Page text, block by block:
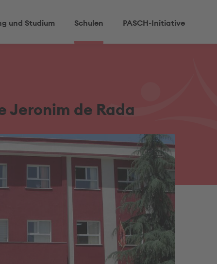
und Studium Schulen PASCH-Initiative
Jeronim de Rada